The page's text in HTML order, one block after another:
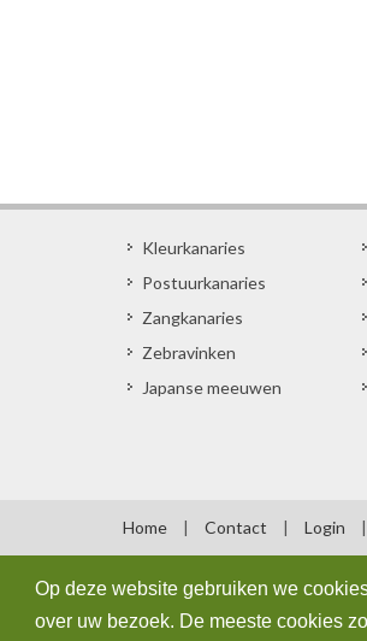
Op deze website gebruiken we
over uw bezoek. De meeste cookies
Kleurkanaries
Postuurkanaries
Zangkanaries
Zebravinken
Japanse meeuwen
Home | Contact | Login |